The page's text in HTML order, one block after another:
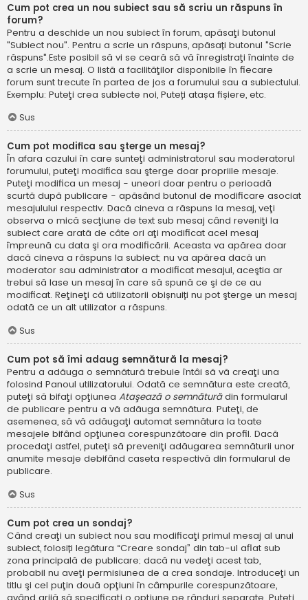
Cum pot crea un nou subiect sau să scriu un răspuns în
forum?
Pentru a deschide un nou subiect în forum, apăsaţi butonul
"Subiect nou". Pentru a scrie un răspuns, apăsați butonul "Scrie
răspuns".Este posibil să vi se ceară să vă înregistraţi înainte de
a scrie un mesaj. O listă a facilităţilor disponibile în fiecare
forum sunt trecute în partea de jos a forumului sau a subiectului.
Exemplu: Puteţi crea subiecte noi, Puteți atașa fișiere, etc.
Sus
Cum pot modifica sau şterge un mesaj?
În afara cazului în care sunteţi administratorul sau moderatorul
forumului, puteţi modifica sau şterge doar propriile mesaje.
Puteţi modifica un mesaj - uneori doar pentru o perioadă
scurtă după publicare - apăsând butonul de modificare asociat
mesajulului respectiv. Dacă cineva a răspuns la mesaj, veţi
observa o mică secţiune de text sub mesaj când reveniţi la
subiect care arată de câte ori aţi modificat acel mesaj
împreună cu data şi ora modificării. Aceasta va apărea doar
dacă cineva a răspuns la subiect; nu va apărea dacă un
moderator sau administrator a modificat mesajul, aceştia ar
trebui să lase un mesaj în care să spună ce şi de ce au
modificat. Reţineţi că utilizatorii obișnuiți nu pot şterge un mesaj
odată ce un alt utilizator a răspuns.
Sus
Cum pot să îmi adaug semnătură la mesaj?
Pentru a adăuga o semnătură trebuie întâi să vă creaţi una
folosind Panoul utilizatorului. Odată ce semnătura este creată,
puteţi să bifaţi opţiunea Ataşează o semnăturădin formularul
de publicare pentru a vă adăuga semnătura. Puteţi, de
asemenea, să vă adăugaţi automat semnătura la toate
mesajele bifând opţiunea corespunzătoare din profil. Dacă
procedaţi astfel, puteţi să preveniţi adăugarea semnăturii unor
anumite mesaje debifând caseta respectivă din formularul de
publicare.
Sus
Cum pot crea un sondaj?
Când creaţi un subiect nou sau modificaţi primul mesaj al unui
subiect, folosiți legătura “Creare sondaj” din tab-ul aflat sub
zona principală de publicare; dacă nu vedeţi acest tab,
probabil nu aveţi permisiunea de a crea sondaje. Introduceţi un
titlu şi cel puţin două opţiuni în câmpurile corespunzătoare,